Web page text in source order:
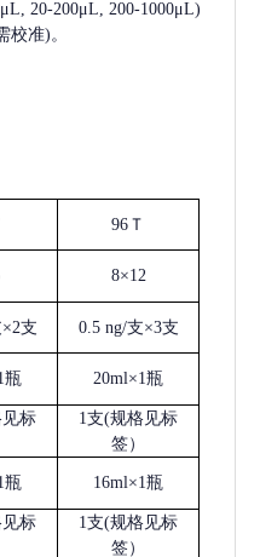
20-200μL, 200-1000μL)
准)。
96Ｔ
8×12
支 0.5 ng/支×3支
瓶 20ml×1瓶
标
1支(规格见标
签）
瓶 16ml×1瓶
标
1支(规格见标
签）